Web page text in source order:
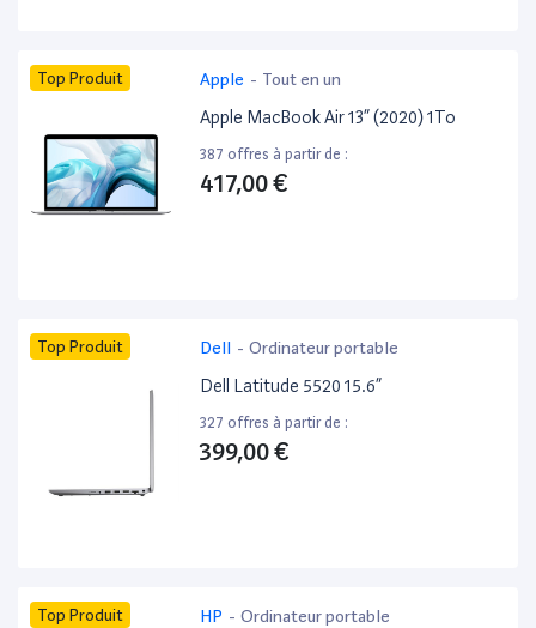
Top Produit Apple - Tout en un
Apple MacBook Air 13” (2020) 1To
387 offres à partir de :
417,00 €
Top Produit Dell - Ordinateur portable
Dell Latitude 5520 15.6”
327 offres à partir de :
399,00 €
Top Produit HP - Ordinateur portable